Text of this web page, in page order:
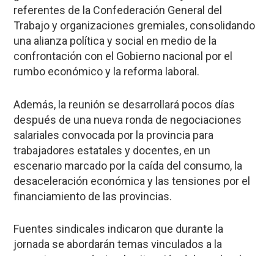
referentes de la Confederación General del
Trabajo y organizaciones gremiales, consolidando
una alianza política y social en medio de la
confrontación con el Gobierno nacional por el
rumbo económico y la reforma laboral.
Además, la reunión se desarrollará pocos días
después de una nueva ronda de negociaciones
salariales convocada por la provincia para
trabajadores estatales y docentes, en un
escenario marcado por la caída del consumo, la
desaceleración económica y las tensiones por el
financiamiento de las provincias.
Fuentes sindicales indicaron que durante la
jornada se abordarán temas vinculados a la